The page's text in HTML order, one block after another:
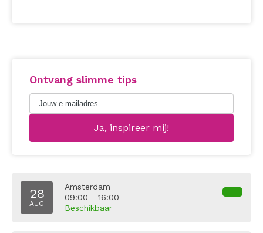
Ontvang slimme tips
28
AUG
Amsterdam
09:00 - 16:00
Beschikbaar